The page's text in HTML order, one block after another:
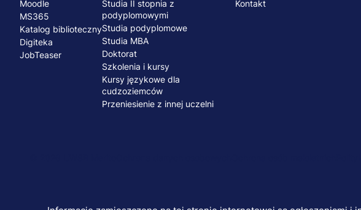
Moodle
MS365
Katalog biblioteczny
Digiteka
JobTeaser
Studia II stopnia z
podyplomowymi
Studia podyplomowe
Studia MBA
Doktorat
Szkolenia i kursy
Kursy językowe dla
cudzoziemców
Przeniesienie z innej uczelni
Kontakt
stopka-